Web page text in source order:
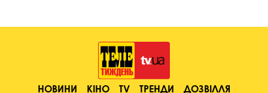
НОВИНИ КІНО TV ТРЕНДИ
ДОЗВІЛЛЯ